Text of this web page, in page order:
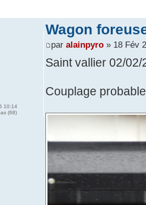
Wagon
par alainpyro» 18 Fév
Saint vallier 02/02/
Couplage
10:14
(68)